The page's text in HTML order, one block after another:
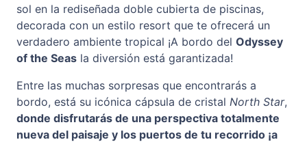
sol en la rediseñada doble cubierta de piscinas,
decorada con un estilo resort que te ofrecerá un
verdadero ambiente tropical ¡A bordo del Odyssey
of the Seas la diversión está garantizada!
Entre las muchas sorpresas que encontrarás a
bordo, está su icónica cápsula de cristal North Star,
donde disfrutarás de una perspectiva totalmente
nueva del paisaje y los puertos de tu recorrido ¡a